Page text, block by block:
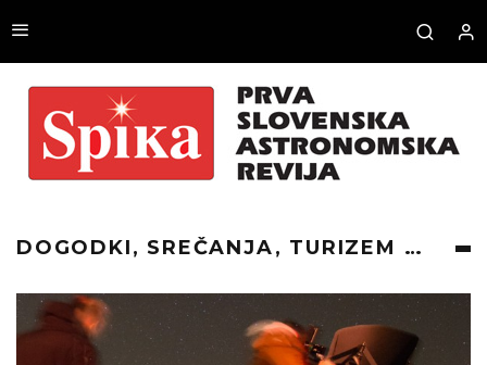
DOGODKI, SREČANJA, TURIZEM …